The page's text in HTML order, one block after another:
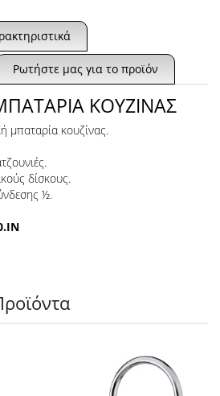
Ρωτήστε μας για το προϊόν
ΚΟΥΖΙΝΑΣ
μπαταρία κουζίνας.
δίσκους.
½.